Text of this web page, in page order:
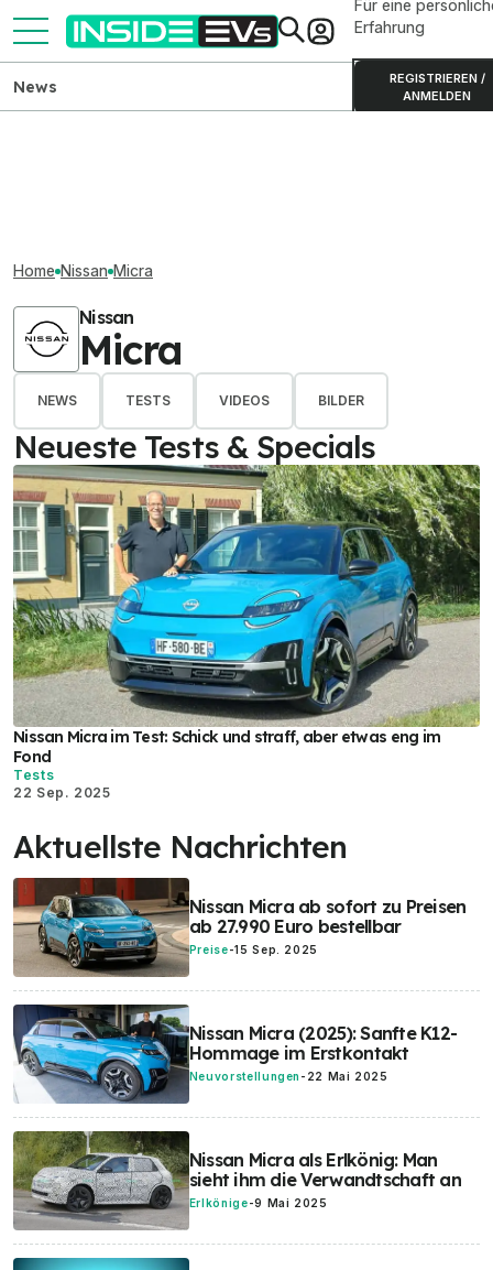
Für eine
Erfahrung
REGISTRIEREN /
ANMELDEN
News
Home Nissan Micra
Nissan
Micra
NEWS TESTS VIDEOS BILDER
Neueste Tests & Specials
Nissan Micra im Test: Schick und straff, aber etwas eng im
Fond
Tests
22 Sep. 2025
Aktuellste Nachrichten
Nissan Micra ab sofort zu Preisen
ab 27.990 Euro bestellbar
Preise-15 Sep. 2025
Nissan Micra (2025): Sanfte K12-
Hommage im Erstkontakt
Neuvorstellungen - 22 Mai 2025
Nissan Micra als Erlkönig: Man
sieht ihm die Verwandtschaft an
Erlkönige-9 Mai 2025